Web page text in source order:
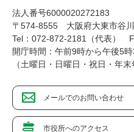
法人番号6000020272183
〒574-8555 大阪府大東市谷
Tel：072-872-2181（代表）
開庁時間：午前9時から午後5
（土曜日・日曜日・祝日・年末
メールでのお問い合わせ
市役所へのアクセス